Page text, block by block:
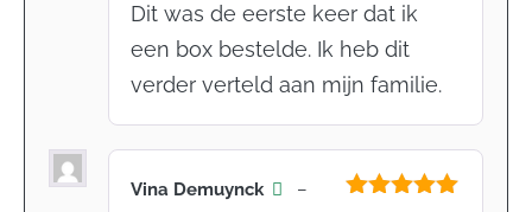
Dit was de eerste keer dat ik
een box bestelde. Ik heb dit
verder verteld aan mijn familie.
Vina Demuynck
–